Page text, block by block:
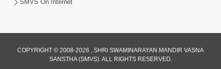
SMVS On Internet
COPYRIGHT © 2008-2026 , SHRI SWAMINARAYAN MANDIR VASNA
SANSTHA (SMVS). ALL RIGHTS RESERVED.